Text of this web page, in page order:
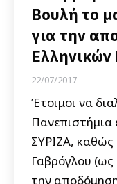
Βουλή το
για την
22/07/2017
Έτοιμοι να
Πανεπιστήμια
ΣΥΡΙΖΑ, καθώς
Γαβρόγλου (ως
την